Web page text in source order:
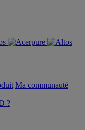
Ma communauté
?